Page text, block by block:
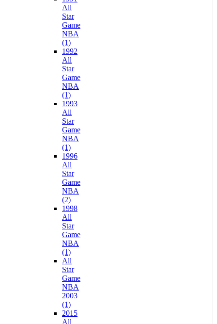
All
Star
Game
NBA
(1)
1992
All
Star
Game
NBA
(1)
1993
All
Star
Game
NBA
(1)
1996
All
Star
Game
NBA
(2)
1998
All
Star
Game
NBA
(1)
All
Star
Game
NBA
2003
(1)
2015
All